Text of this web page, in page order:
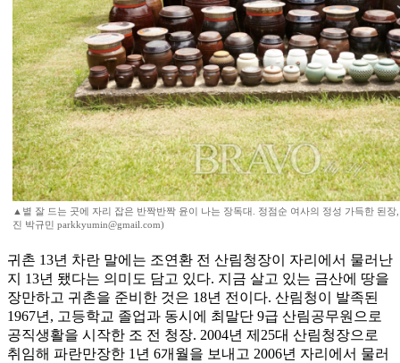
▲볕 잘 드는 곳에 자리 잡은 반짝반짝 윤이 나는 장독대. 정점순 여사의 정성 가득한 된
진 박규민 parkkyumin@gmail.com)
귀촌 13년 차란 말에는 조연환 전 산림청장이 자리에서 물러난
지 13년 됐다는 의미도 담고 있다. 지금 살고 있는 금산에 땅을
장만하고 귀촌을 준비한 것은 18년 전이다. 산림청이 발족된
1967년, 고등학교 졸업과 동시에 최말단 9급 산림공무원으로
공직생활을 시작한 조 전 청장. 2004년 제25대 산림청장으로
취임해 파란만장한 1년 6개월을 보내고 2006년 자리에서 물러